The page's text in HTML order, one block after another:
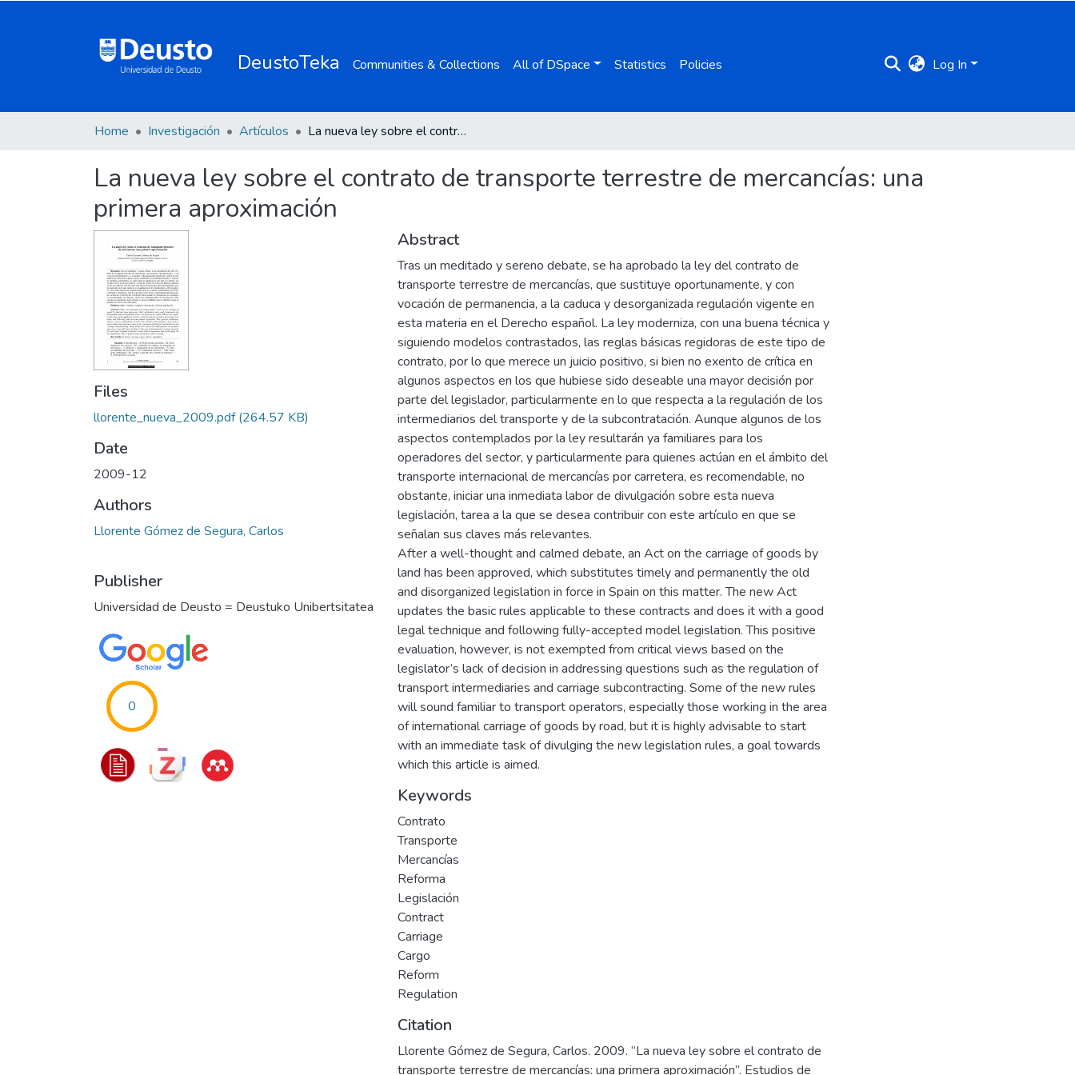
DeustoTeka Communities & Collections All of DSpace Statistics Policies Log In
Home Investigación Artículos La nueva ley sobre el contrato de transporte terrestre de mercancías: una primera aproximación
La nueva ley sobre el contrato de transporte terrestre de mercancías: una
primera aproximación
Files
llorente_nueva_2009.pdf(264.57 KB)
Date
2009-12
Authors
Llorente Gómez de Segura, Carlos
Publisher
Universidad de Deusto = Deustuko Unibertsitatea
0
Abstract
Tras un meditado y sereno debate, se ha aprobado la ley del contrato de
transporte terrestre de mercancías, que sustituye oportunamente, y con
vocación de permanencia, a la caduca y desorganizada regulación vigente en
esta materia en el Derecho español. La ley moderniza, con una buena técnica y
siguiendo modelos contrastados, las reglas básicas regidoras de este tipo de
contrato, por lo que merece un juicio positivo, si bien no exento de crítica en
algunos aspectos en los que hubiese sido deseable una mayor decisión por
parte del legislador, particularmente en lo que respecta a la regulación de los
intermediarios del transporte y de la subcontratación. Aunque algunos de los
aspectos contemplados por la ley resultarán ya familiares para los
operadores del sector, y particularmente para quienes actúan en el ámbito del
transporte internacional de mercancías por carretera, es recomendable, no
obstante, iniciar una inmediata labor de divulgación sobre esta nueva
legislación, tarea a la que se desea contribuir con este artículo en que se
señalan sus claves más relevantes.
After a well-thought and calmed debate, an Act on the carriage of goods by
land has been approved, which substitutes timely and permanently the old
and disorganized legislation in force in Spain on this matter. The new Act
updates the basic rules applicable to these contracts and does it with a good
legal technique and following fully-accepted model legislation. This positive
evaluation, however, is not exempted from critical views based on the
legislator’s lack of decision in addressing questions such as the regulation of
transport intermediaries and carriage subcontracting. Some of the new rules
will sound familiar to transport operators, especially those working in the area
of international carriage of goods by road, but it is highly advisable to start
with an immediate task of divulging the new legislation rules, a goal towards
which this article is aimed.
Keywords
Contrato
Transporte
Mercancías
Reforma
Legislación
Contract
Carriage
Cargo
Reform
Regulation
Citation
Llorente Gómez de Segura, Carlos. 2009. “La nueva ley sobre el contrato de
transporte terrestre de mercancías: una primera aproximación”. Estudios de